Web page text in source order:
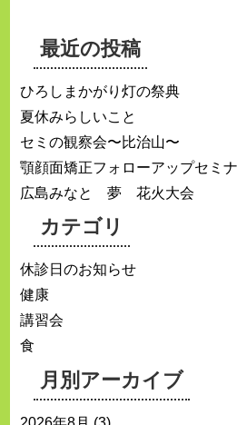
最近の投稿
ひろしまかがり灯の祭典
夏休みらしいこと
セミの観察会〜比治山〜
顎顔面矯正フォローアップセミ
広島みなと 夢 花火大会
カテゴリ
休診日のお知らせ
健康
講習会
食
月別アーカイブ